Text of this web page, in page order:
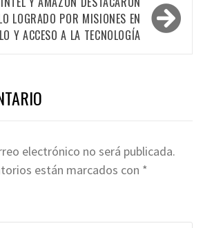
LOGRADO POR MISIONES EN
Y ACCESO A LA TECNOLOGÍA
electrónico no será publicada.
están marcados con *